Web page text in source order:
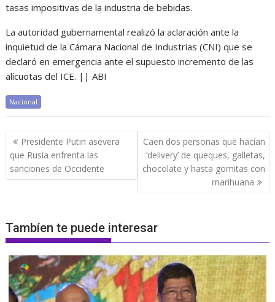
tasas impositivas de la industria de bebidas.
La autoridad gubernamental realizó la aclaración ante la
inquietud de la Cámara Nacional de Industrias (CNI) que se
declaró en emergencia ante el supuesto incremento de las
alícuotas del ICE. || ABI
Nacional
Navegación
de
entradas
Presidente Putin asevera
que Rusia enfrenta las
sanciones de Occidente
Caen dos personas que hacían
‘delivery’ de queques, galletas,
chocolate y hasta gomitas con
marihuana
Tambíen te puede interesar